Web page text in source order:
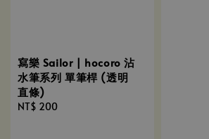
寫樂 Sailor | hocoro 沾
水筆系列 單筆桿 (透明
直條)
Regular
NT$ 200